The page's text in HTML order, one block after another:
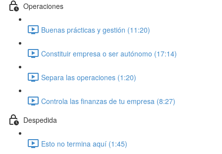
Operaciones
Buenas prácticas y gestión (11:20)
Constituir empresa o ser autónomo (17:14)
Separa las operaciones (1:20)
Controla las finanzas de tu empresa (8:27)
Despedida
Esto no termina aquí (1:45)